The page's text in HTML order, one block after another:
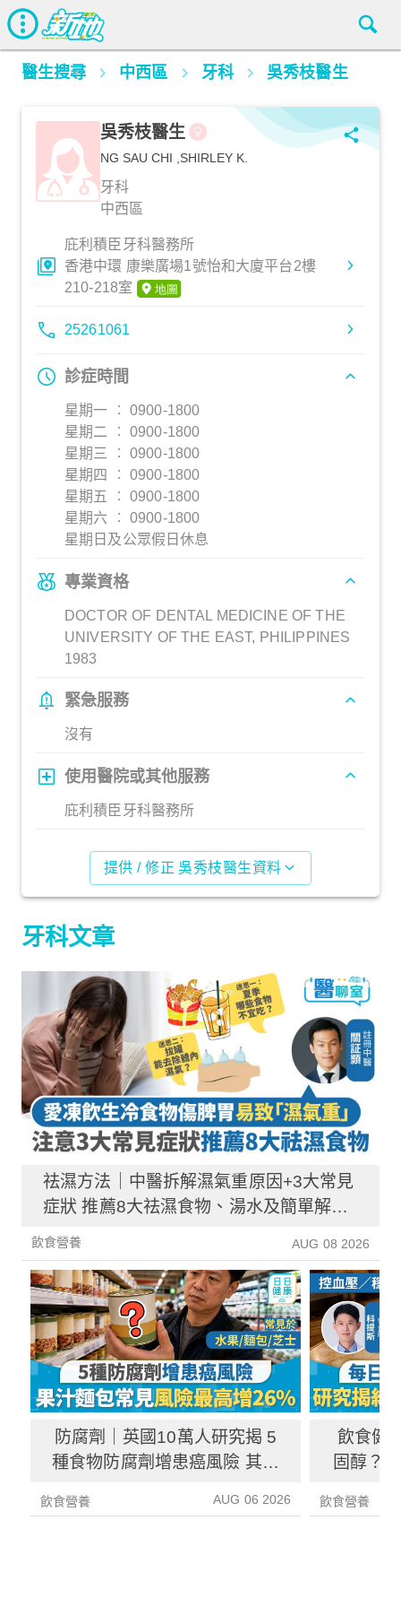
醫生搜尋 中西區 牙科 吳秀枝醫生
吳秀枝醫生
NG SAU CHI ,SHIRLEY K.
牙科
中西區
庇利積臣牙科醫務所
香港中環 康樂廣場1號怡和大廈平台2樓
210-218室
25261061
診症時間
星期一 ︰ 0900-1800
星期二 ︰ 0900-1800
星期三 ︰ 0900-1800
星期四 ︰ 0900-1800
星期五 ︰ 0900-1800
星期六 ︰ 0900-1800
星期日及公眾假日休息
專業資格
DOCTOR OF DENTAL MEDICINE OF THE
UNIVERSITY OF THE EAST, PHILIPPINES
1983
緊急服務
沒有
使用醫院或其他服務
庇利積臣牙科醫務所
提供 / 修正 吳秀枝醫生資料
牙科文章
祛濕方法｜中醫拆解濕氣重原因+3大常見
症狀 推薦8大祛濕食物、湯水及簡單解決
方法！
飲食營養 AUG 08 2026
防腐劑｜英國10萬人研究揭 5
種食物防腐劑增患癌風險 其中
飲食營養 AUG 06 2026
飲食健
固醇？
飲食營養